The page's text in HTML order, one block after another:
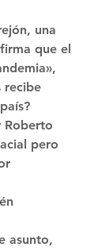
una
que el
recibe
Roberto
pero
asunto,